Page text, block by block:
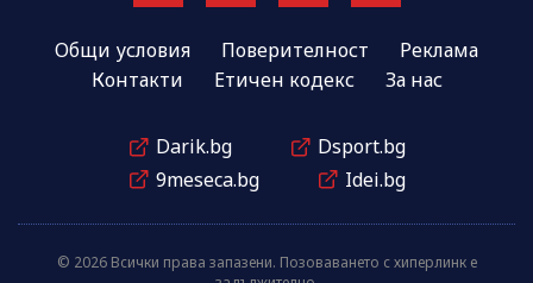
Общи условия Поверителност
Реклама
Контакти
Етичен кодекс За нас
Darik.bg
Dsport.bg
9meseca.bg
Idei.bg
© 2026 Всички права запазени. Позоваването с хиперлинк е